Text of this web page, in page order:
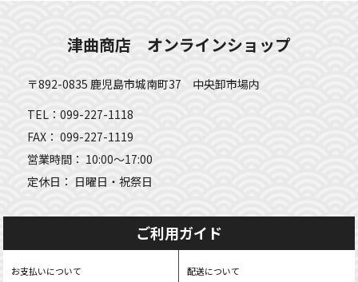
津曲商店 オンラインショップ
〒892-0835 鹿児島市城南町37 中央卸市場内
TEL：099-227-1118
FAX： 099-227-1119
営業時間： 10:00～17:00
定休日： 日曜日・祝祭日
ご利用ガイド
お支払いについて 配送について